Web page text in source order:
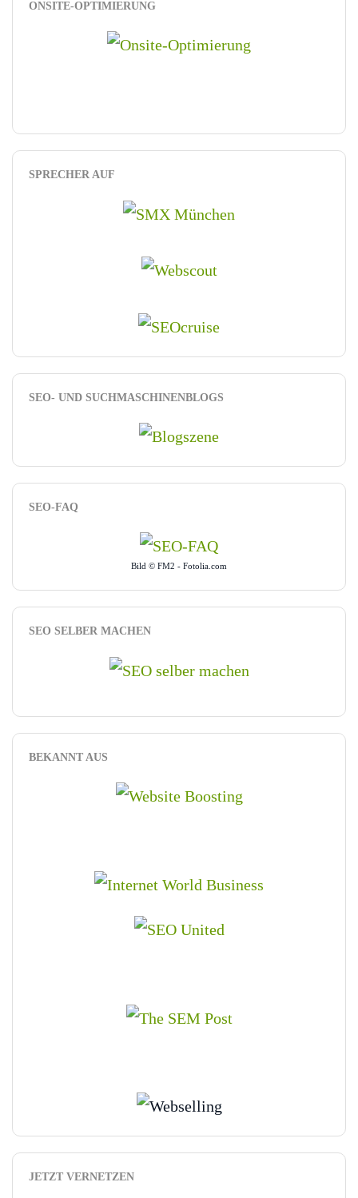
ONSITE-OPTIMIERUNG
SPRECHER AUF
SEO- UND SUCHMASCHINENBLOGS
SEO-FAQ
Bild © FM2 - Fotolia.com
SEO SELBER MACHEN
BEKANNT AUS
JETZT VERNETZEN